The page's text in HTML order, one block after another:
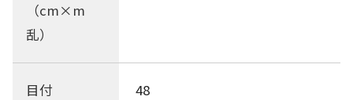
（cm×m
乱）
目付
48